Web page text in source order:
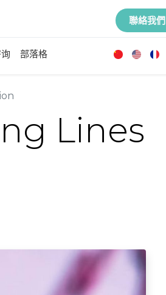
聯絡我們
部落格
Lines